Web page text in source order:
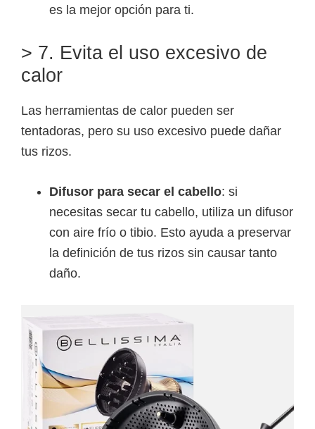
es la mejor opción para ti.
> 7. Evita el uso excesivo de
calor
Las herramientas de calor pueden ser
tentadoras, pero su uso excesivo puede dañar
tus rizos.
Difusor para secar el cabello: si
necesitas secar tu cabello, utiliza un difusor
con aire frío o tibio. Esto ayuda a preservar
la definición de tus rizos sin causar tanto
daño.